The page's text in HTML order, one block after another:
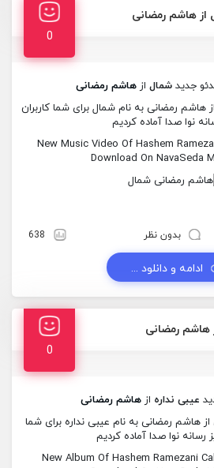
از هاشم رمضانی
0
جدیدشمال ازهاشم رمضانی
رمضانی به نام شمال برای شما کاربران
نوا صدا آماده کردیم
New Music Video Of Hashem
Download On NavaSeda
بدون نظر 638
ادامه و دانلود ...
هاشم رمضانی
0
عیبی نداره از هاشم رمضانی
هاشم رمضانی به نام عیبی نداره برای شما
رسانه نوا صدا آماده کردیم
New Album Of Hashem Ramezani